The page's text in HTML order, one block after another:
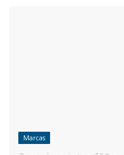
Marcas